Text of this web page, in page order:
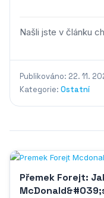
Našli jste v článku
Publikováno: 22. 11.
Kategorie: Ostatní
Přemek Forejt: